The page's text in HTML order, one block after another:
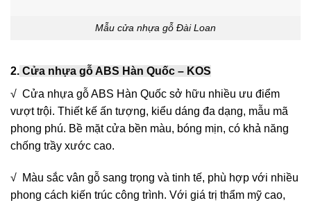
Mẫu cửa nhựa gỗ Đài Loan
2. Cửa nhựa gỗ ABS Hàn Quốc – KOS
√ Cửa nhựa gỗ ABS Hàn Quốc sở hữu nhiều ưu điểm
vượt trội. Thiết kế ấn tượng, kiểu dáng đa dạng, mẫu mã
phong phú. Bề mặt cửa bền màu, bóng mịn, có khả năng
chống trầy xước cao.
√ Màu sắc vân gỗ sang trọng và tinh tế, phù hợp với nhiều
phong cách kiến trúc công trình. Với giá trị thẩm mỹ cao,